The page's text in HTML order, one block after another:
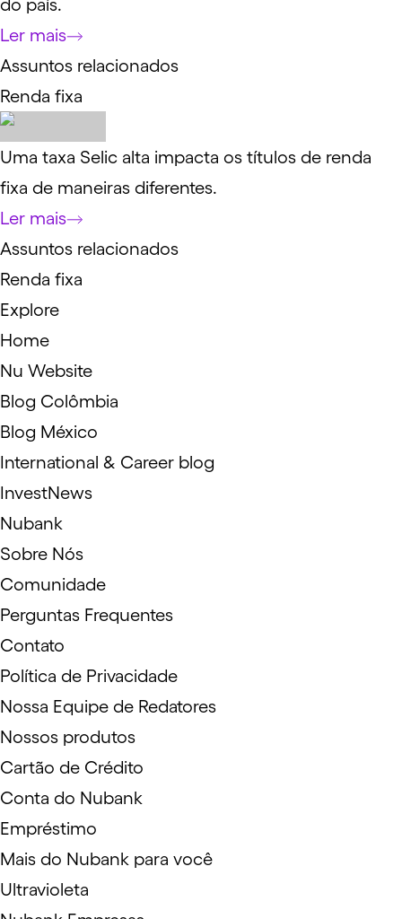
do país.
Ler mais
Assuntos relacionados
Renda fixa
Uma taxa Selic alta impacta os títulos de renda
fixa de maneiras diferentes.
Ler mais
Assuntos relacionados
Renda fixa
Explore
Home
Nu Website
Blog Colômbia
Blog México
International & Career blog
InvestNews
Nubank
Sobre Nós
Comunidade
Perguntas Frequentes
Contato
Política de Privacidade
Nossa Equipe de Redatores
Nossos produtos
Cartão de Crédito
Conta do Nubank
Empréstimo
Mais do Nubank para você
Ultravioleta